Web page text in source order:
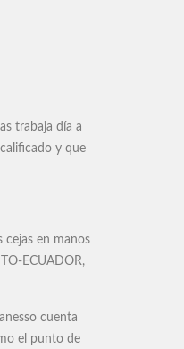
trabaja día a
y que
cejas en manos
ECUADOR,
cuenta
el punto de